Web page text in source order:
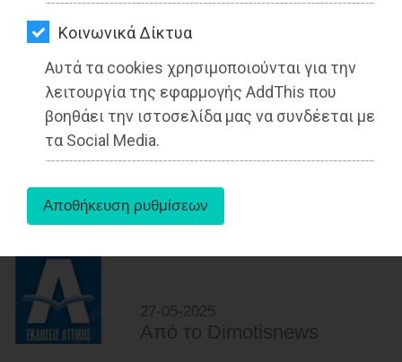
Kοινωνικά Δίκτυα
Αυτά τα cookies χρησιμοποιούνται για την
λειτουργία της εφαρμογής AddThis που
βοηθάει την ιστοσελίδα μας να συνδέεται με
τα Social Media.
ΨΙΘΥΡΟΙ
ΑΠΟΣΤΟΛΗ
ΑΡΘΡΩΝ
Ο Ηλίας αναδείχθηκε Τροφώνειος
Διαβάστηκε 3735 φορές
27-05-2025
Από τo Dimotisnews